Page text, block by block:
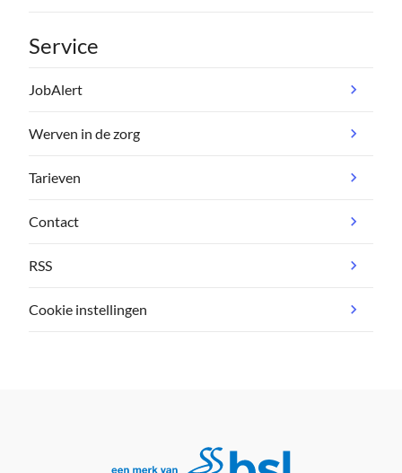
Service
JobAlert
Werven in de zorg
Tarieven
Contact
RSS
Cookie instellingen